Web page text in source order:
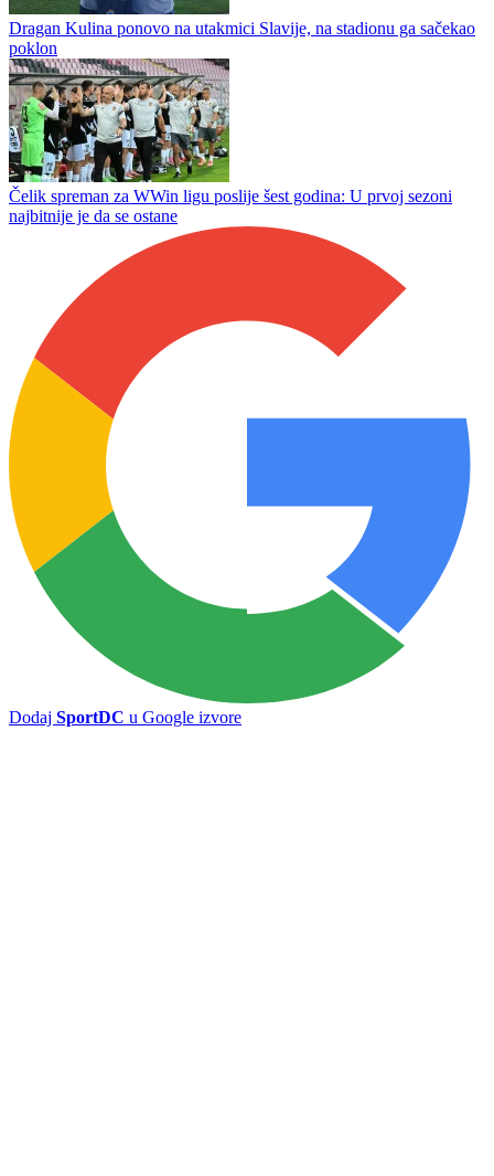
Romanija dovela zvučno ime, Karaklajić novi stanovnik Pala
Nikola Vasiljević se vratio u Drinu na novoj funkciji
Dragan Kulina ponovo na utakmici Slavije, na stadionu ga sačekao
poklon
Čelik spreman za WWin ligu poslije šest godina: U prvoj sezoni
najbitnije je da se ostane